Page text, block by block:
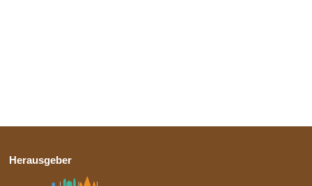
Herausgeber